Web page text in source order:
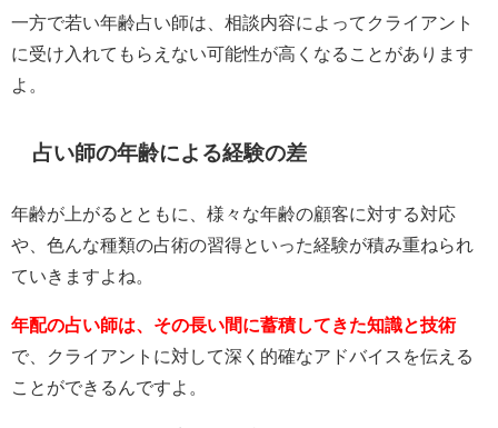
一方で若い年齢占い師は、相談内容によってクライアント
に受け入れてもらえない可能性が高くなることがあります
よ。
占い師の年齢による経験の差
年齢が上がるとともに、様々な年齢の顧客に対する対応
や、色んな種類の占術の習得といった経験が積み重ねられ
ていきますよね。
年配の占い師は、その長い間に蓄積してきた知識と技術
で、クライアントに対して深く的確なアドバイスを伝える
ことができるんですよ。